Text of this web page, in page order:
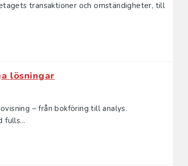
transaktioner och omständigheter, till
lösningar
– från bokföring till analys.
fulls...